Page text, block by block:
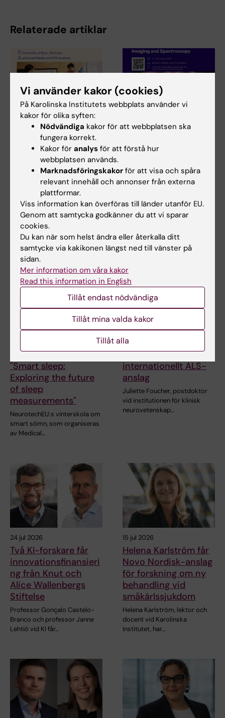
Relaterade artiklar
31 jul 2026
NeurotechEU
Business Winter
School 2026
Universitetet i Bonn, Reykjavík
University och Radboud
University har…
29 jul 2026
skolan om om
magnetresonansavbil
dning och
Universidad Miguel Hernández
de Elche (UMH) har nöjet att
28 jul 2026
vinterskola om
"Smart sleep:
Exploring the future
of sleep
measurements"
NeurotechEU:s vinterskola om
smart sömn, som organiseras
av Medical…
27 jul 2026
Juliette Foucher
tilldelas prestigefyllt
internationellt ALS-
anslag
Juliette Foucher, postdoktor
vid institutionen för klinisk
neurovetenskap…
24 jul 2026
Två KI-forskare får
innovationsfinansieri
ng från Knut och
Alice Wallenbergs
Stiftelse
Professor Gonçalo Castelo-
Branco och professor Janne
Lehtiö vid KI får…
15 jul 2026
Helena Karlström får
Novo Nordisk-anslag
för forskning om ny
behandling vid
småkärlssjukdom
Helena Karlström, lektor och
docent vid Karolinska
Institutet, har…
Vi använder kakor (cookies)
På Karolinska Institutets webbplats använder vi
kakor för olika syften:
Nödvändiga kakor för att webbplatsen ska
fungera korrekt.
Kakor för analys för att förstå hur
webbplatsen används.
Marknadsföringskakor för att visa och spåra
relevant innehåll och annonser från externa
plattformar.
Viss information kan överföras till länder utanför EU.
Genom att samtycka godkänner du att vi sparar
cookies.
Du kan när som helst ändra eller återkalla ditt
samtycke via kakikonen längst ned till vänster på
sidan.
Mer information om våra kakor
Read this information in English
Tillåt endast nödvändiga
Tillåt mina valda kakor
Tillåt alla